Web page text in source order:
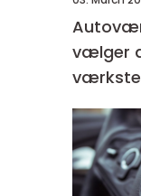
vælger